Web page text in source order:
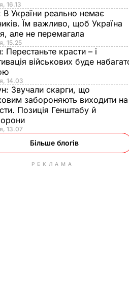
16.13
В України реально немає
Їм важливо, щоб Україна
але не перемагала
15.25
Перестаньте красти – і
військових буде
14.03
Звучали скарги, що
забороняють виходити на
Позиція Генштабу й
13.07
Більше блогів
РЕКЛАМА